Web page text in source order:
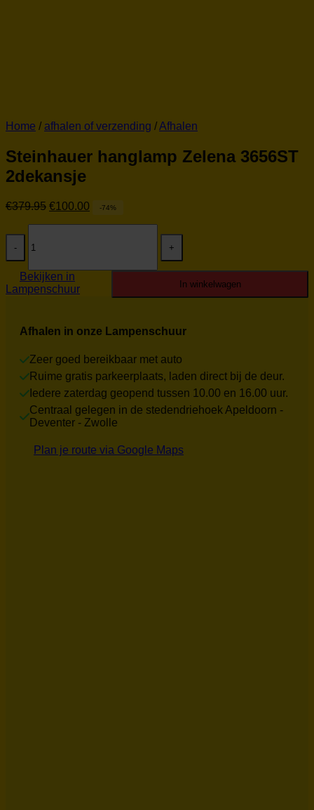
Home / afhalen of verzending /Afhalen
Steinhauer hanglamp Zelena 3656ST
2dekansje
€379.95 Oorspronkelijke
€100.00 Huidige
-74%
hanglamp
Zelena
3656ST
2dekansje
aantal
In winkelwagen
Bekijken in
Lampenschuur
Afhalen in onze Lampenschuur
Zeer goed bereikbaar met auto
Ruime gratis parkeerplaats, laden direct bij de deur.
Iedere zaterdag geopend tussen 10.00 en 16.00 uur.
Centraal gelegen in de stedendriehoek Apeldoorn -
Deventer - Zwolle
Plan je route via Google Maps